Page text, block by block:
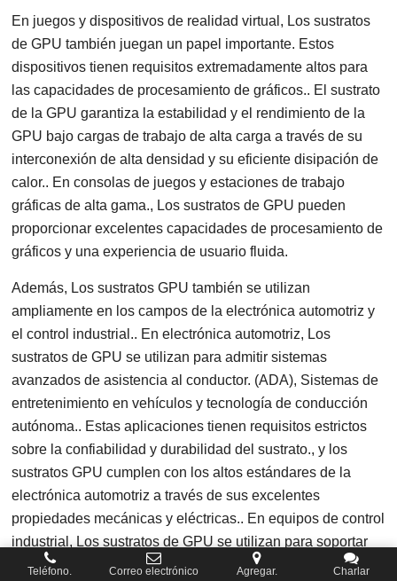
En juegos y dispositivos de realidad virtual, Los sustratos
de GPU también juegan un papel importante. Estos
dispositivos tienen requisitos extremadamente altos para
las capacidades de procesamiento de gráficos.. El sustrato
de la GPU garantiza la estabilidad y el rendimiento de la
GPU bajo cargas de trabajo de alta carga a través de su
interconexión de alta densidad y su eficiente disipación de
calor.. En consolas de juegos y estaciones de trabajo
gráficas de alta gama., Los sustratos de GPU pueden
proporcionar excelentes capacidades de procesamiento de
gráficos y una experiencia de usuario fluida.
Además, Los sustratos GPU también se utilizan
ampliamente en los campos de la electrónica automotriz y
el control industrial.. En electrónica automotriz, Los
sustratos de GPU se utilizan para admitir sistemas
avanzados de asistencia al conductor. (ADA), Sistemas de
entretenimiento en vehículos y tecnología de conducción
autónoma.. Estas aplicaciones tienen requisitos estrictos
sobre la confiabilidad y durabilidad del sustrato., y los
sustratos GPU cumplen con los altos estándares de la
electrónica automotriz a través de sus excelentes
propiedades mecánicas y eléctricas.. En equipos de control
industrial, Los sustratos de GPU se utilizan para soportar
tareas complejas de control y procesamiento de datos.,
Teléfono. Correo electrónico Agregar. Charlar